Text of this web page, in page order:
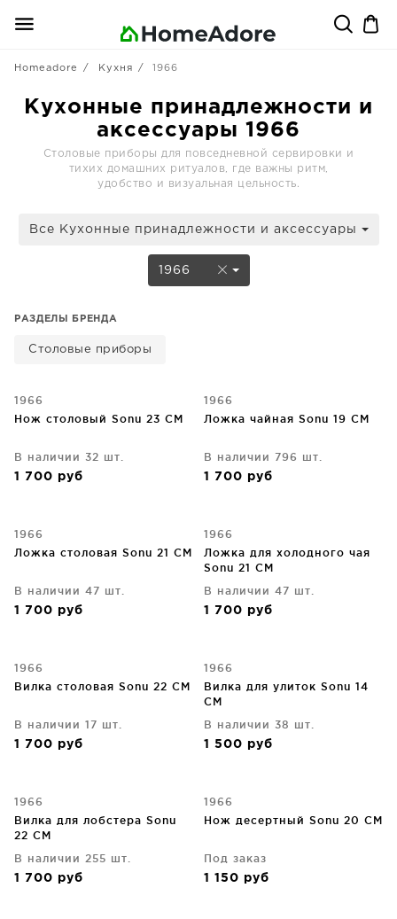
Homeadore Кухня 1966
Кухонные принадлежности и
аксессуары 1966
Столовые приборы для повседневной сервировки и
тихих домашних ритуалов, где важны ритм,
удобство и визуальная цельность.
Все Кухонные принадлежности и аксессуары
1966
РАЗДЕЛЫ БРЕНДА
Столовые приборы
1966
Нож столовый Sonu 23 CM
В наличии 32 шт.
1 700 руб
1966
Ложка чайная Sonu 19 CM
В наличии 796 шт.
1 700 руб
1966
Ложка столовая Sonu 21 CM
В наличии 47 шт.
1 700 руб
1966
Ложка для холодного чая
Sonu 21 CM
В наличии 47 шт.
1 700 руб
1966
Вилка столовая Sonu 22 CM
В наличии 17 шт.
1 700 руб
1966
Вилка для улиток Sonu 14
CM
В наличии 38 шт.
1 500 руб
1966
Вилка для лобстера Sonu
22 CM
В наличии 255 шт.
1 700 руб
1966
Нож десертный Sonu 20 CM
Под заказ
1 150 руб